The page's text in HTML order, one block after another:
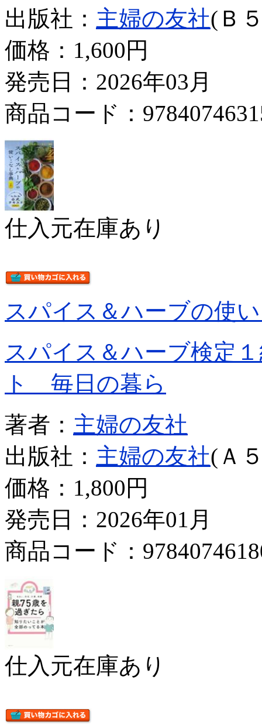
出版社： 主婦の友社(Ｂ
価格： 1,600円
発売日：2026年03月
商品コード：
仕入元在庫あり
スパイス＆ハーブの使
スパイス＆ハーブ検定
ト 毎日の暮ら
著者： 主婦の友社
出版社： 主婦の友社(Ａ
価格： 1,800円
発売日：2026年01月
商品コード：
仕入元在庫あり